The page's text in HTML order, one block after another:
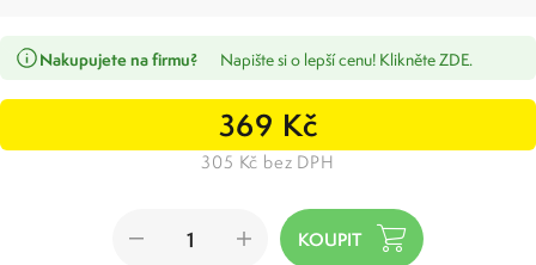
Nakupujete na firmu? Napište si o lepší cenu! Klikněte ZDE.
369 Kč
305 Kč bez DPH